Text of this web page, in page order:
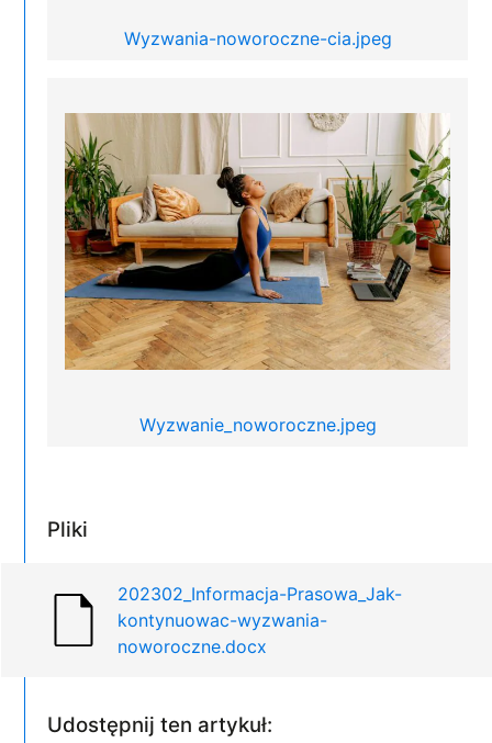
Wyzwania-noworoczne-cia.jpeg
Wyzwanie_noworoczne.jpeg
Pliki
202302_Informacja-Prasowa_Jak-
kontynuowac-wyzwania-
noworoczne.docx
Udostępnij ten artykuł: